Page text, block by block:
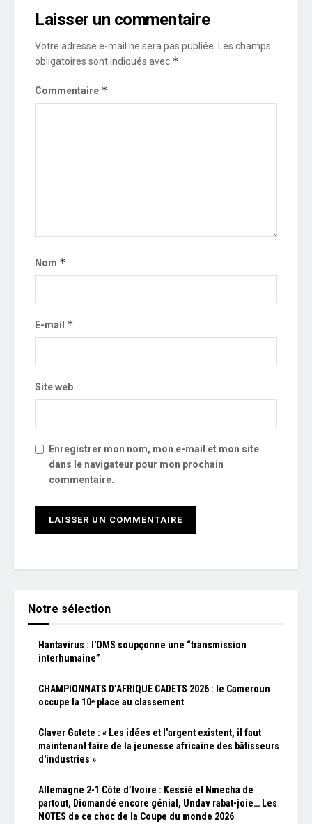
Laisser un commentaire
Votre adresse e-mail ne sera pas publiée.
Les champs
obligatoires sont indiqués avec *
Commentaire *
Nom *
E-mail *
Site web
Enregistrer mon nom, mon e-mail et mon site
dans le navigateur pour mon prochain
commentaire.
Notre sélection
Hantavirus : l'OMS soupçonne une “transmission
interhumaine”
CHAMPIONNATS D’AFRIQUE CADETS 2026 : le Cameroun
occupe la 10ᵉ place au classement
Claver Gatete : « Les idées et l'argent existent, il faut
maintenant faire de la jeunesse africaine des bâtisseurs
d'industries »
Allemagne 2-1 Côte d’Ivoire : Kessié et Nmecha de
partout, Diomandé encore génial, Undav rabat-joie… Les
NOTES de ce choc de la Coupe du monde 2026